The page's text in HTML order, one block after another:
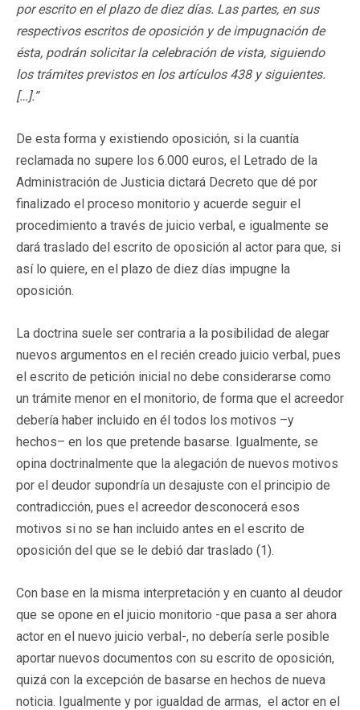
por escrito en el plazo de diez días. Las partes, en sus
respectivos escritos de oposición y de impugnación de
ésta, podrán solicitar la celebración de vista, siguiendo
los trámites previstos en los artículos 438 y siguientes.
[…].”
De esta forma y existiendo oposición, si la cuantía
reclamada no supere los 6.000 euros, el Letrado de la
Administración de Justicia dictará Decreto que dé por
finalizado el proceso monitorio y acuerde seguir el
procedimiento a través de juicio verbal, e igualmente se
dará traslado del escrito de oposición al actor para que, si
así lo quiere, en el plazo de diez días impugne la
oposición.
La doctrina suele ser contraria a la posibilidad de alegar
nuevos argumentos en el recién creado juicio verbal, pues
el escrito de petición inicial no debe considerarse como
un trámite menor en el monitorio, de forma que el acreedor
debería haber incluido en él todos los motivos –y
hechos– en los que pretende basarse. Igualmente, se
opina doctrinalmente que la alegación de nuevos motivos
por el deudor supondría un desajuste con el principio de
contradicción, pues el acreedor desconocerá esos
motivos si no se han incluido antes en el escrito de
oposición del que se le debió dar traslado (1).
Con base en la misma interpretación y en cuanto al deudor
que se opone en el juicio monitorio -que pasa a ser ahora
actor en el nuevo juicio verbal-, no debería serle posible
aportar nuevos documentos con su escrito de oposición,
quizá con la excepción de basarse en hechos de nueva
noticia. Igualmente y por igualdad de armas, el actor en el